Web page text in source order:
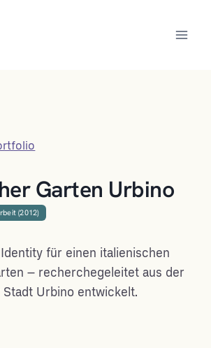
Garten Urbino
(2012)
für einen italienischen
– recherchegeleitet aus der
Urbino entwickelt.